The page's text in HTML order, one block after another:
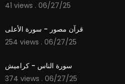
41 views . 06/27/25
قرآن مصور - سورة الأعلى
254 views . 06/27/25
سورة الناس - كراميش
374 views . 06/27/25